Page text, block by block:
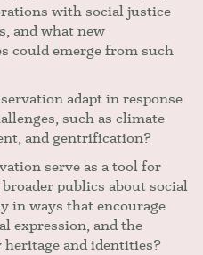
with social justice
and what new
could emerge from such
adapt in response
such as climate
and gentrification?
serve as a tool for
publics about social
in ways that encourage
expression, and the
and identities?